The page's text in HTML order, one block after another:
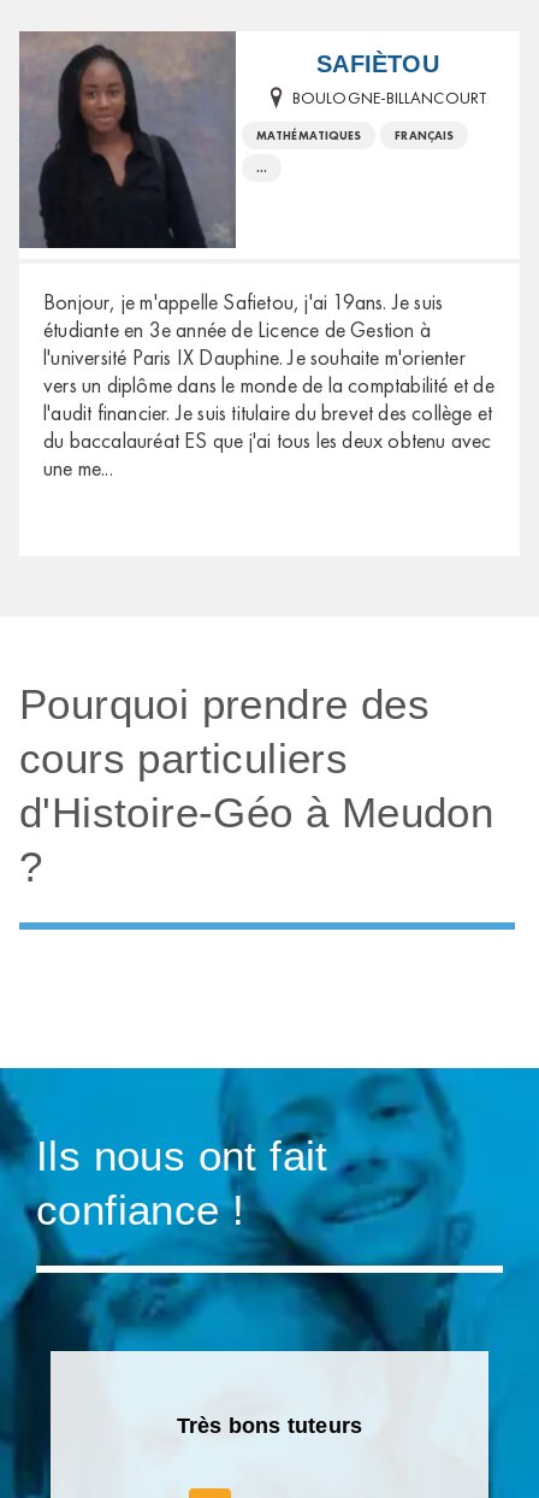
SAFIÈTOU
BOULOGNE-BILLANCOURT
MATHÉMATIQUES FRANÇAIS
...
Bonjour, je m'appelle Safietou, j'ai 19ans. Je suis
étudiante en 3e année de Licence de Gestion à
l'université Paris IX Dauphine. Je souhaite m'orienter
vers un diplôme dans le monde de la comptabilité et de
l'audit financier. Je suis titulaire du brevet des collège et
du baccalauréat ES que j'ai tous les deux obtenu avec
une me...
Pourquoi prendre des
cours particuliers
d'Histoire-Géo à Meudon
?
Ils nous ont fait
confiance !
Très bons tuteurs